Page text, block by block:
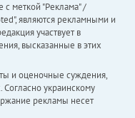
с меткой "Реклама" /
являются рекламными и
участвует в
высказанные в этих
и оценочные суждения,
украинскому
рекламы несет